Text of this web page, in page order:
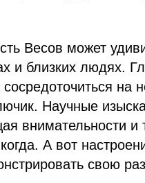
Весов может
и близких людях.
на
Научные
внимательности и
А вот
свою